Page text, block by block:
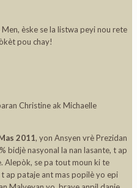
èske se la listwa peyi nou rete
pou chay!
Christine ak Michaelle
2011, yon Ansyen vrè Prezidan
bidjè nasyonal la nan lasante, t ap
Alepòk, se pa tout moun ki te
ap pataje ant mas popilè yo epi